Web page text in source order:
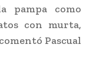
pampa como
con murta,
Pascual